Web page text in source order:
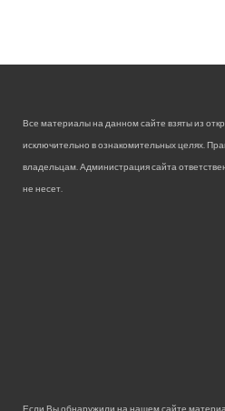
Все материалы на данном сайте взяты из
исключительно в ознакомительных целях.
владельцам. Администрация сайта
не несет.
Если Вы обнаружили на нашем сайте